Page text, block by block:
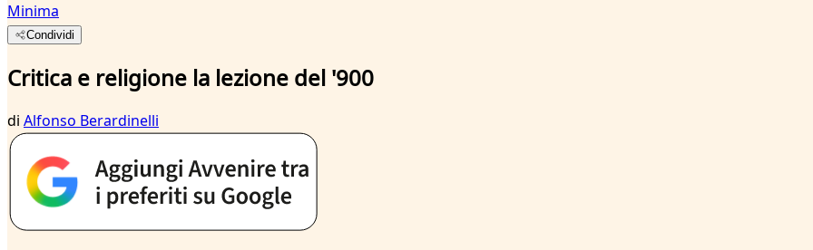
Minima
Condividi
Critica e religione la lezione del '900
di Alfonso Berardinelli